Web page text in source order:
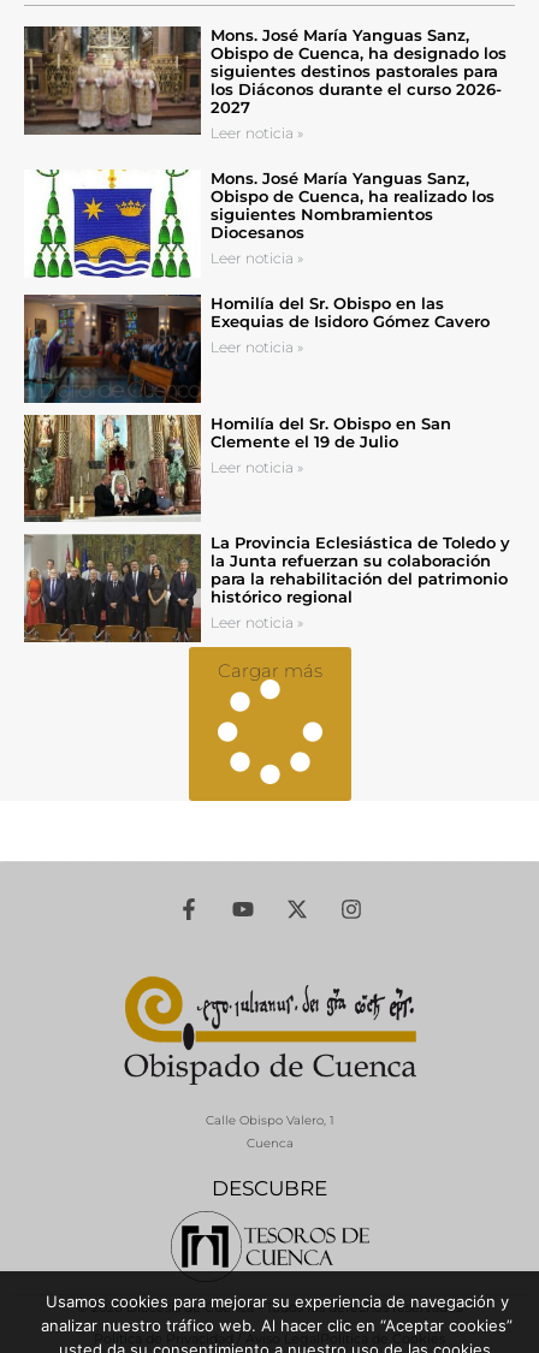
Mons. José María Yanguas Sanz,
Obispo de Cuenca, ha designado los
siguientes destinos pastorales para
los Diáconos durante el curso 2026-
2027
Leer noticia »
Mons. José María Yanguas Sanz,
Obispo de Cuenca, ha realizado los
siguientes Nombramientos
Diocesanos
Leer noticia »
Homilía del Sr. Obispo en las
Exequias de Isidoro Gómez Cavero
Leer noticia »
Homilía del Sr. Obispo en San
Clemente el 19 de Julio
Leer noticia »
La Provincia Eclesiástica de Toledo y
la Junta refuerzan su colaboración
para la rehabilitación del patrimonio
histórico regional
Leer noticia »
Cargar más
DESCUBRE
Calle Obispo Valero, 1
Cuenca
© 2026 Diócesis de Cuenca - Todos los derechos reservados
Política de Cookies
Usamos cookies para mejorar su experiencia de navegación y
analizar nuestro tráfico web. Al hacer clic en “Aceptar cookies”